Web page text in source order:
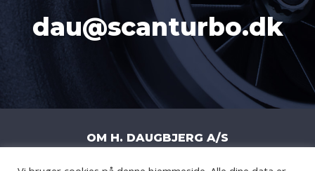
dau@scanturbo.dk
OM H. DAUGBJERG A/S